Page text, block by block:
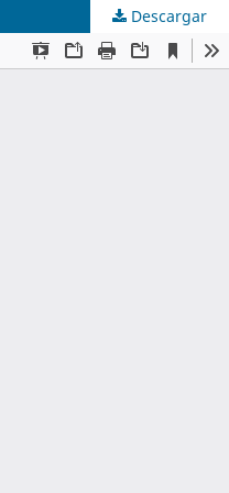
Descargar